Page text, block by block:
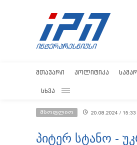
ᲛᲗᲐᲕᲐᲠᲘ ᲞᲝᲚᲘᲢᲘᲙᲐ
ᲡᲮᲕᲐ
მსოფლიო 20.08.2024 / 15:33
პიტერ სტანო -